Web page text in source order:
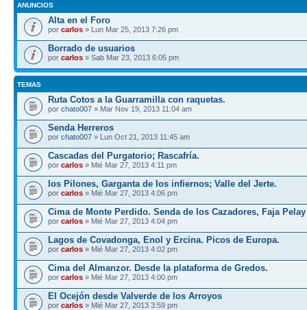
ANUNCIOS
Alta en el Foro
por carlos » Lun Mar 25, 2013 7:26 pm
Borrado de usuarios
por carlos » Sab Mar 23, 2013 6:05 pm
TEMAS
Ruta Cotos a la Guarramilla con raquetas.
por chato007 » Mar Nov 19, 2013 11:04 am
Senda Herreros
por chato007 » Lun Oct 21, 2013 11:45 am
Cascadas del Purgatorio; Rascafría.
por carlos » Mié Mar 27, 2013 4:11 pm
los Pilones, Garganta de los infiernos; Valle del Jerte.
por carlos » Mié Mar 27, 2013 4:06 pm
Cima de Monte Perdido. Senda de los Cazadores, Faja Pelay
por carlos » Mié Mar 27, 2013 4:04 pm
Lagos de Covadonga, Enol y Ercina. Picos de Europa.
por carlos » Mié Mar 27, 2013 4:02 pm
Cima del Almanzor. Desde la plataforma de Gredos.
por carlos » Mié Mar 27, 2013 4:00 pm
El Ocejón desde Valverde de los Arroyos
por carlos » Mié Mar 27, 2013 3:59 pm